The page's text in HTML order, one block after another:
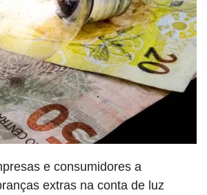
e consumidores a
extras na conta de luz